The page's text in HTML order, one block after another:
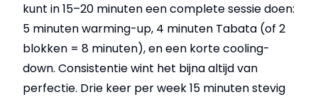
kunt in 15–20 minuten een complete sessie doen:
5 minuten warming-up, 4 minuten Tabata (of 2
blokken = 8 minuten), en een korte cooling-
down. Consistentie wint het bijna altijd van
perfectie. Drie keer per week 15 minuten stevig